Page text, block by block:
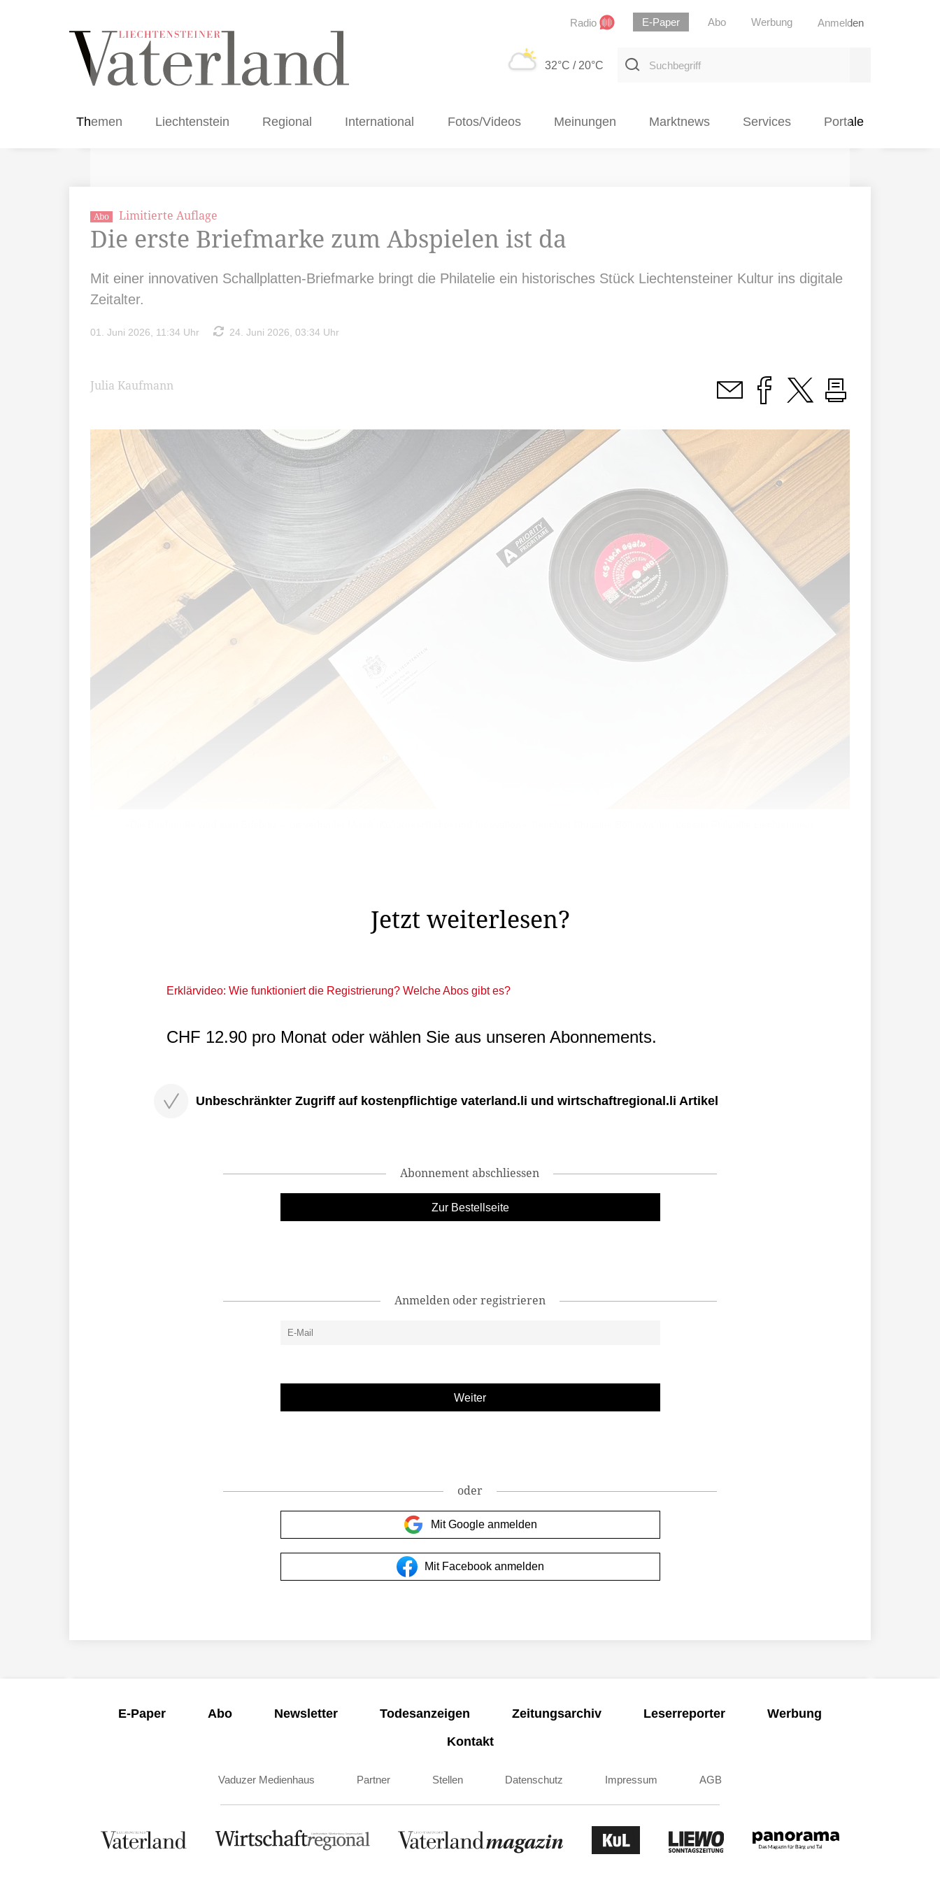
Radio E-Paper Abo Werbung Anmelden
32°C / 20°C
Suchbegriff
Themen Liechtenstein Regional International Fotos/Videos Meinungen Marktnews Services Portale
Abo Limitierte Auflage
Die erste Briefmarke zum Abspielen ist da
Mit einer innovativen Schallplatten-Briefmarke bringt die Philatelie ein historisches Stück Liechtensteiner Kultur ins digitale
Zeitalter.
01. Juni 2026, 11:34 Uhr 24. Juni 2026, 03:34 Uhr
Julia Kaufmann
Jetzt weiterlesen?
Erklärvideo: Wie funktioniert die Registrierung? Welche Abos gibt es?
CHF 12.90 pro Monat oder wählen Sie aus unseren Abonnements.
Unbeschränkter Zugriff auf kostenpflichtige vaterland.li und wirtschaftregional.li Artikel
Abonnement abschliessen
Zur Bestellseite
Anmelden oder registrieren
oder
Mit Google anmelden
Mit Facebook anmelden
E-Paper Abo Newsletter Todesanzeigen Zeitungsarchiv Leserreporter
Werbung
Kontakt
Vaduzer Medienhaus Partner Stellen Datenschutz Impressum AGB